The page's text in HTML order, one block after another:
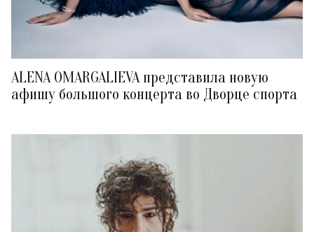
ALENA OMARGALIEVA представила новую
афишу большого концерта во Дворце спорта